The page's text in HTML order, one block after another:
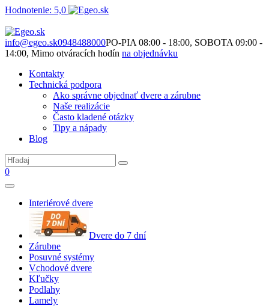
Hodnotenie: 5,0
info@egeo.sk0948488000PO-PIA 08:00 - 18:00, SOBOTA 09:00 -
14:00, Mimo otváracích hodín na objednávku
Kontakty
Technická podpora
Ako správne objednať dvere a zárubne
Naše realizácie
Často kladené otázky
Tipy a nápady
Blog
0
Interiérové dvere
Dvere do 7 dní
Zárubne
Posuvné systémy
Vchodové dvere
Kľučky
Podlahy
Lamely